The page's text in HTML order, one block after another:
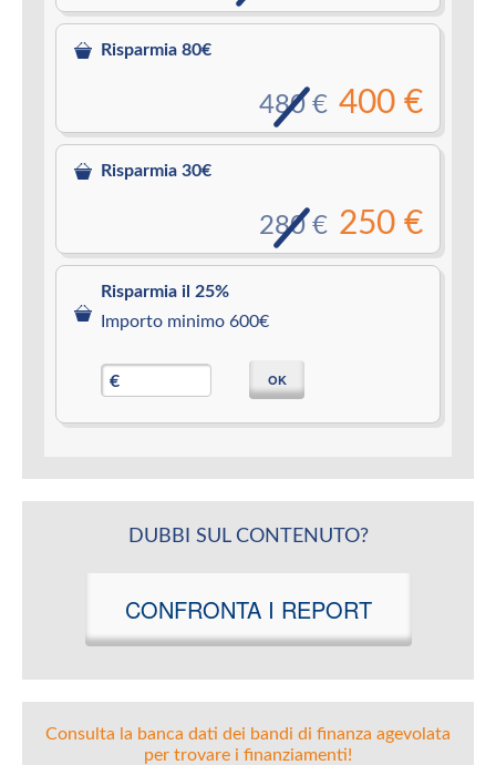
Risparmia 80€
400 €
480 €
Risparmia 30€
250 €
280 €
Risparmia il 25%
Importo minimo 600€
€ OK
DUBBI SUL CONTENUTO?
CONFRONTA I REPORT
Consulta la banca dati dei bandi di finanza agevolata
per trovare i finanziamenti!